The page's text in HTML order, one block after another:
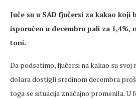
Juče su u SAD fjučersi za kakao koji
isporučen u decembru pali za 1,4%,
toni.
Da podsetimo, fjučersi na kakao su svoj
dolara dostigli sredinom decembra
toga se situacija značajno promenila. U